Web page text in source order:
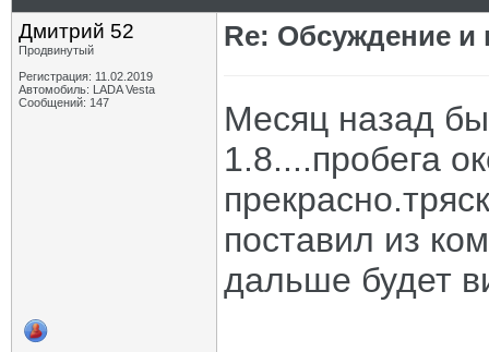
Дмитрий 52
Продвинутый
Регистрация: 11.02.2019
Автомобиль: LADA Vesta
Сообщений: 147
Re: Обсуждение
Месяц назад
1.8....пробега
поставил из
дальше будет